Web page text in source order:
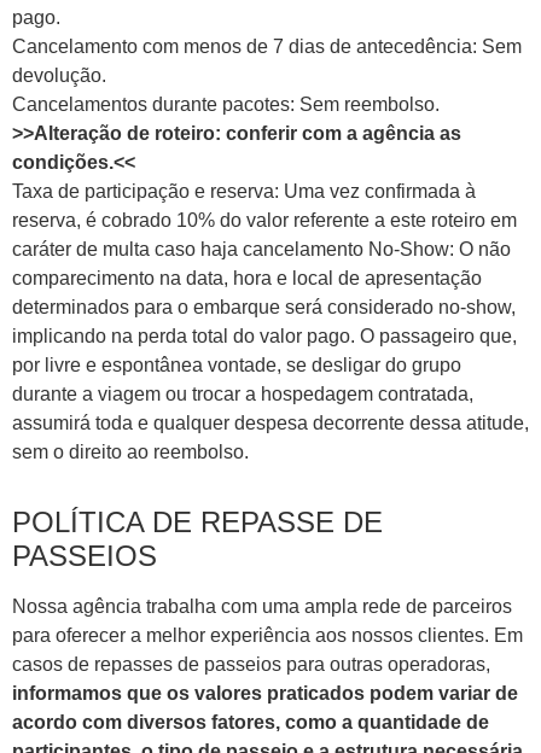
pago.
Cancelamento com menos de 7 dias de antecedência: Sem
devolução.
Cancelamentos durante pacotes: Sem reembolso.
>>Alteração de roteiro: conferir com a agência as
condições.<<
Taxa de participação e reserva: Uma vez confirmada à
reserva, é cobrado 10% do valor referente a este roteiro em
caráter de multa caso haja cancelamento No-Show: O não
comparecimento na data, hora e local de apresentação
determinados para o embarque será considerado no-show,
implicando na perda total do valor pago. O passageiro que,
por livre e espontânea vontade, se desligar do grupo
durante a viagem ou trocar a hospedagem contratada,
assumirá toda e qualquer despesa decorrente dessa atitude,
sem o direito ao reembolso.
POLÍTICA DE REPASSE DE
PASSEIOS
Nossa agência trabalha com uma ampla rede de parceiros
para oferecer a melhor experiência aos nossos clientes. Em
casos de repasses de passeios para outras operadoras,
informamos que os valores praticados podem variar de
acordo com diversos fatores, como a quantidade de